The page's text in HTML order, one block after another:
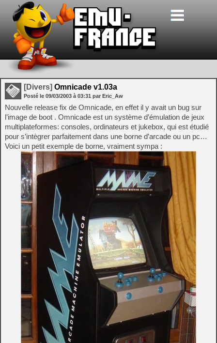
[Divers] Omnicade v1.03a
Posté le 09/03/2003 à 03:31 par Eric_Aw
Nouvelle release fix de Omnicade, en effet il y avait un bug sur
l’image de boot . Omnicade est un système d’émulation de jeux
multiplateformes: consoles, ordinateurs et jukebox, qui est étudié
pour s’intègrer parfaitement dans une borne d’arcade ou un pc…
Voici un petit exemple de borne, vraiment sympa :